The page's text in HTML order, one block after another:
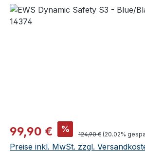
Verkaufspreis:
99,90 € % Regulärer Preis:
124,90 € (20.02%
Preise inkl. MwSt. zzgl.